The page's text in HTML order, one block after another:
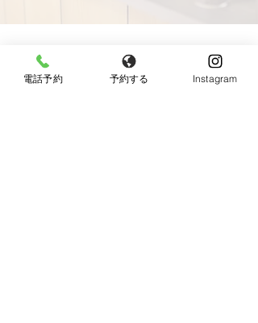
電話予約 予約する Instagram